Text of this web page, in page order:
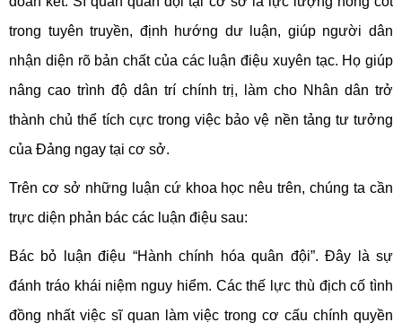
trong tuyên truyền, định hướng dư luận, giúp người dân
nhận diện rõ bản chất của các luận điệu xuyên tạc. Họ giúp
nâng cao trình độ dân trí chính trị, làm cho Nhân dân trở
thành chủ thể tích cực trong việc bảo vệ nền tảng tư tưởng
của Đảng ngay tại cơ sở.
Trên cơ sở những luận cứ khoa học nêu trên, chúng ta cần
trực diện phản bác các luận điệu sau:
Bác bỏ luận điệu “Hành chính hóa quân đội”. Đây là sự
đánh tráo khái niệm nguy hiểm. Các thế lực thù địch cố tình
đồng nhất việc sĩ quan làm việc trong cơ cấu chính quyền